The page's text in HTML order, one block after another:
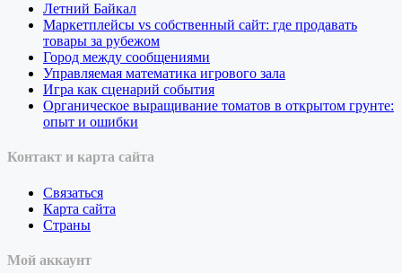
Летний Байкал
Маркетплейсы vs собственный сайт: где продавать
товары за рубежом
Город между сообщениями
Управляемая математика игрового зала
Игра как сценарий события
Органическое выращивание томатов в открытом грунте:
опыт и ошибки
Контакт и карта сайта
Связаться
Карта сайта
Страны
Мой аккаунт